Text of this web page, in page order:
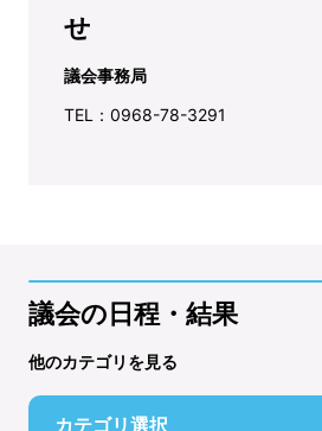
せ
議会事務局
TEL：0968-78-3291
議会の日程・結果
他のカテゴリを見る
カテゴリ選択